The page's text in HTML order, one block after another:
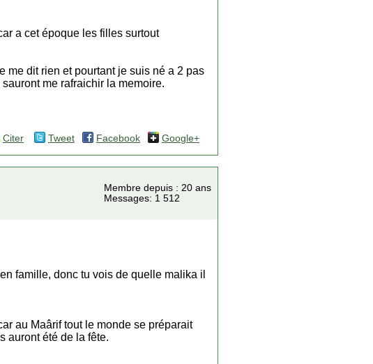
a cet époque les filles surtout
me dit rien et pourtant je suis né a 2 pas
me rafraichir la memoire.
Citer Tweet Facebook Google+
Membre depuis : 20 ans
Messages: 1 512
famille, donc tu vois de quelle malika il
au Maârif tout le monde se préparait
auront été de la fête.